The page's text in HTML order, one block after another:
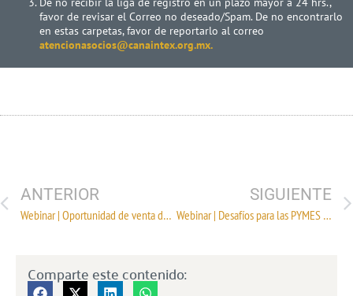
favor de revisar el Correo no deseado/Spam. De no encontrarlo
en estas carpetas, favor de reportarlo al correo
atencionasocios@canaintex.org.mx.
ANTERIOR
Webinar | Oportunidad de venta de productos mexicanos en Centroamérica
SIGUIENTE
Webinar | Desafíos para las PYMES en México
Comparte este contenido: